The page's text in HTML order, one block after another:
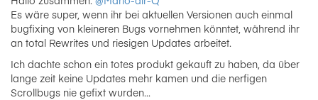
Es wäre super, wenn ihr bei aktuellen Versionen auch einmal
bugfixing von kleineren Bugs vornehmen könntet, während ihr
an total Rewrites und riesigen Updates arbeitet.
Ich dachte schon ein totes produkt gekauft zu haben, da über
lange zeit keine Updates mehr kamen und die nerfigen
Scrollbugs nie gefixt wurden...